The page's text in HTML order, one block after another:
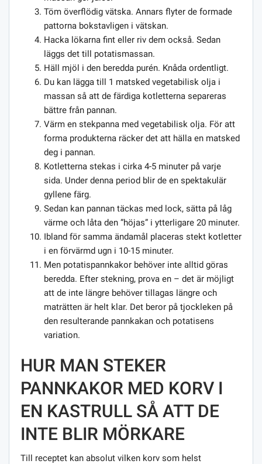
Töm överflödig vätska. Annars flyter de formade
pattorna bokstavligen i vätskan.
Hacka lökarna fint eller riv dem också. Sedan
läggs det till potatismassan.
Häll mjöl i den beredda purén. Knåda ordentligt.
Du kan lägga till 1 matsked vegetabilisk olja i
massan så att de färdiga kotletterna separeras
bättre från pannan.
Värm en stekpanna med vegetabilisk olja. För att
forma produkterna räcker det att hälla en matsked
deg i pannan.
Kotletterna stekas i cirka 4-5 minuter på varje
sida. Under denna period blir de en spektakulär
gyllene färg.
Sedan kan pannan täckas med lock, sätta på låg
värme och låta den ”höjas” i ytterligare 20 minuter.
Ibland för samma ändamål placeras stekt kotletter
i en förvärmd ugn i 10-15 minuter.
Men potatispannkakor behöver inte alltid göras
beredda. Efter stekning, prova en – det är möjligt
att de inte längre behöver tillagas längre och
maträtten är helt klar. Det beror på tjockleken på
den resulterande pannkakan och potatisens
variation.
HUR MAN STEKER
PANNKAKOR MED KORV I
EN KASTRULL SÅ ATT DE
INTE BLIR MÖRKARE
Till receptet kan absolut vilken korv som helst